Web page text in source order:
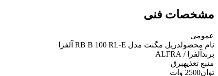
مشخصات فنی
عمومی
نام محصولدریل مگنت مدل RB B 100 RL-E آلفرا
برند آلفرا / ALFRA
منبع تغذیهبرق
توان2500 وات